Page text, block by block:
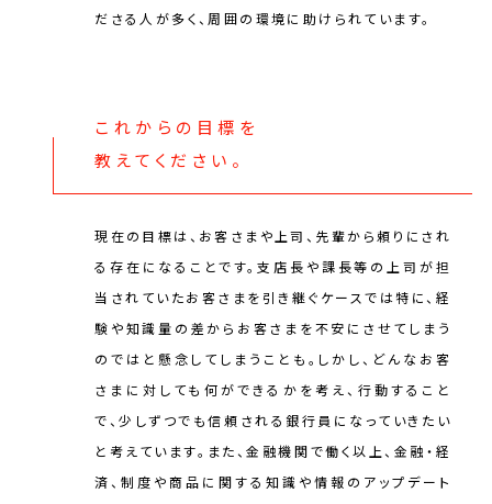
ださる人が多く、周囲の環境に助けられています。
これからの目標を
教えてください。
現在の目標は、お客さまや上司、先輩から頼りにされ
る存在になることです。支店長や課長等の上司が担
当されていたお客さまを引き継ぐケースでは特に、経
験や知識量の差からお客さまを不安にさせてしまう
のではと懸念してしまうことも。しかし、どんなお客
さまに対しても何ができるかを考え、行動すること
で、少しずつでも信頼される銀行員になっていきたい
と考えています。また、金融機関で働く以上、金融・経
済、制度や商品に関する知識や情報のアップデート